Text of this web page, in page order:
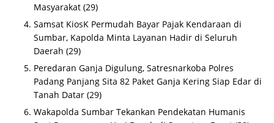
Masyarakat (29)
Samsat KiosK Permudah Bayar Pajak Kendaraan di
Sumbar, Kapolda Minta Layanan Hadir di Seluruh
Daerah (29)
Peredaran Ganja Digulung, Satresnarkoba Polres
Padang Panjang Sita 82 Paket Ganja Kering Siap Edar di
Tanah Datar (29)
Wakapolda Sumbar Tekankan Pendekatan Humanis